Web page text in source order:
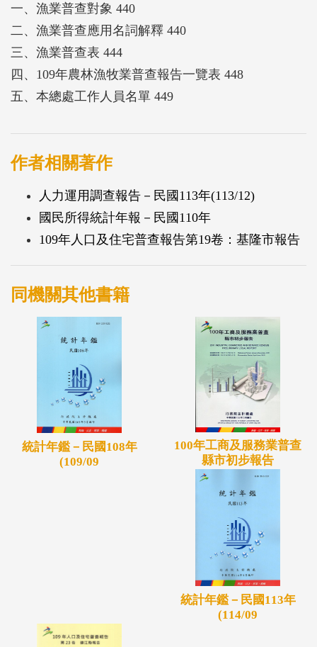
一、漁業普查對象 440
二、漁業普查應用名詞解釋 440
三、漁業普查表 444
四、109年農林漁牧業普查報告一覽表 448
五、本總處工作人員名單 449
作者相關著作
人力運用調查報告－民國113年(113/12)
國民所得統計年報－民國110年
109年人口及住宅普查報告第19卷：基隆市報告
同機關其他書籍
統計年鑑－民國108年
(109/09
100年工商及服務業普查
縣市初步報告
統計年鑑－民國113年
(114/09